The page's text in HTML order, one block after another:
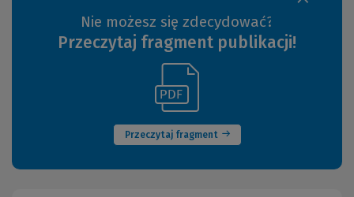
Nie możesz się zdecydować?
Przeczytaj fragment publikacji!
Przeczytaj fragment
(Nowe
okno)
innej